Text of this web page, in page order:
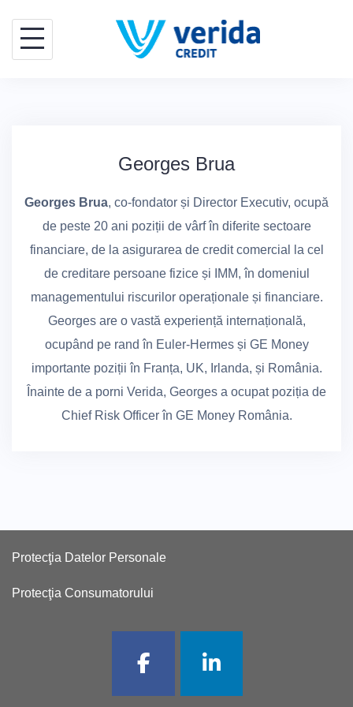
content
Georges Brua
Georges Brua, co-fondator și Director Executiv, ocupă
de peste 20 ani poziții de vârf în diferite sectoare
financiare, de la asigurarea de credit comercial la cel
de creditare persoane fizice și IMM, în domeniul
managementului riscurilor operaționale și financiare.
Georges are o vastă experiență internațională,
ocupând pe rand în Euler-Hermes și GE Money
importante poziții în Franța, UK, Irlanda, și România.
Înainte de a porni Verida, Georges a ocupat poziția de
Chief Risk Officer în GE Money România.
Protecţia Datelor Personale
Protecţia Consumatorului